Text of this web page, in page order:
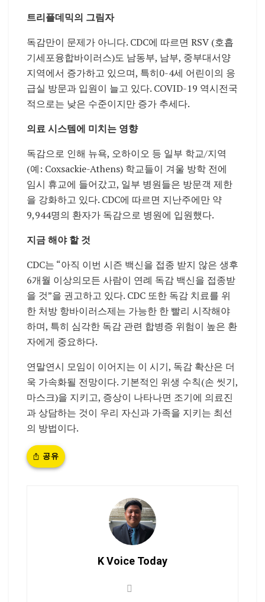
트리플데믹의 그림자
독감만이 문제가 아니다. CDC에 따르면 RSV (호흡
기세포융합바이러스)도 남동부, 남부, 중부대서양
지역에서 증가하고 있으며, 특히0-4세 어린이의 응
급실 방문과 입원이 늘고 있다. COVID-19 역시전국
적으로는 낮은 수준이지만 증가 추세다.
의료 시스템에 미치는 영향
독감으로 인해 뉴욕, 오하이오 등 일부 학교/지역
(예: Coxsackie-Athens) 학교들이 겨울 방학 전에
임시 휴교에 들어갔고, 일부 병원들은 방문객 제한
을 강화하고 있다. CDC에 따르면 지난주에만 약
9,944명의 환자가 독감으로 병원에 입원했다.
지금 해야 할 것
CDC는 “아직 이번 시즌 백신을 접종 받지 않은 생후
6개월 이상의모든 사람이 연례 독감 백신을 접종받
을 것”을 권고하고 있다. CDC 또한 독감 치료를 위
한 처방 항바이러스제는 가능한 한 빨리 시작해야
하며, 특히 심각한 독감 관련 합병증 위험이 높은 환
자에게 중요하다.
연말연시 모임이 이어지는 이 시기, 독감 확산은 더
욱 가속화될 전망이다. 기본적인 위생 수칙(손 씻기,
마스크)을 지키고, 증상이 나타나면 조기에 의료진
과 상담하는 것이 우리 자신과 가족을 지키는 최선
의 방법이다.
공유
K Voice Today